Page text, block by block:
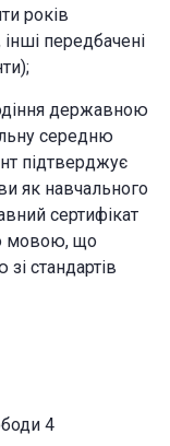
років
передбачені
державною
середню
підтверджує
як навчального
сертифікат
мовою, що
стандартів
4